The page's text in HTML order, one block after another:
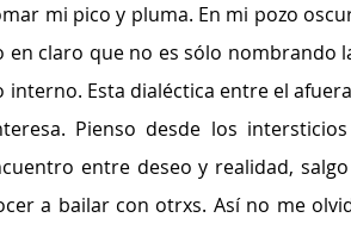
mi pico y pluma. En mi pozo
en claro que no es sólo nombrando
Esta dialéctica entre el
Pienso desde los
entre deseo y realidad,
a bailar con otrxs. Así no me